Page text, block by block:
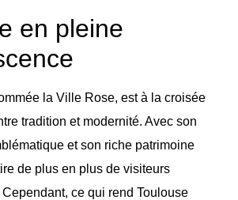
en pleine
la Ville Rose, est à la croisée
tradition et modernité. Avec son
et son riche patrimoine
de plus en plus de visiteurs
ce qui rend Toulouse